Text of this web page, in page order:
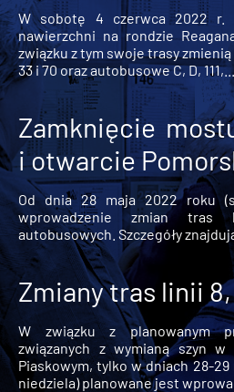
W sobotę 4 czerwca 2022 r.
nawierzchni na rondzie
związku z tym swoje trasy
33 i 70 oraz autobusowe C, D, 111,...
Zamknięcie
i otwarcie
Od dnia 28 maja 2022 roku
wprowadzenie zmian tras
autobusowych. Szczegóły
Zmiany tras linii 8,
W związku z planowanym
związanych z wymianą szyn
Piaskowym, tylko w dniach 28-
niedziela) planowane jest